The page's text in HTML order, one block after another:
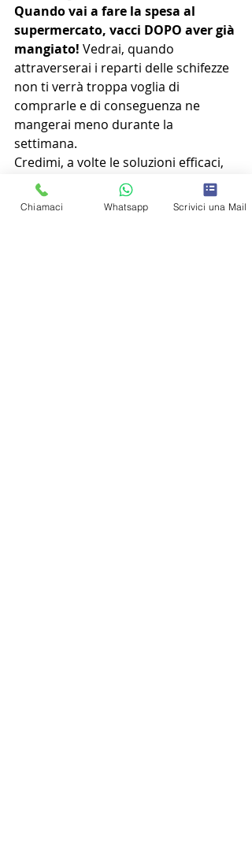
Quando vai a fare la spesa al
supermercato, vacci DOPO aver già
mangiato! Vedrai, quando
attraverserai i reparti delle schifezze
non ti verrà troppa voglia di
comprarle e di conseguenza ne
mangerai meno durante la
settimana.
Credimi, a volte le soluzioni efficaci,
sono nelle abitudini più semplici ;)
Chiamaci Whatsapp Scrivici una Mail